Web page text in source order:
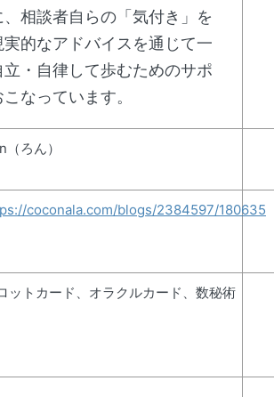
、相談者自らの「気付き」を
的なアドバイスを通じて一
・自律して歩むためのサポ
なっています。
（ろん）
coconala.com/blogs/2384597/180635
ットカード、オラクルカード、数秘術